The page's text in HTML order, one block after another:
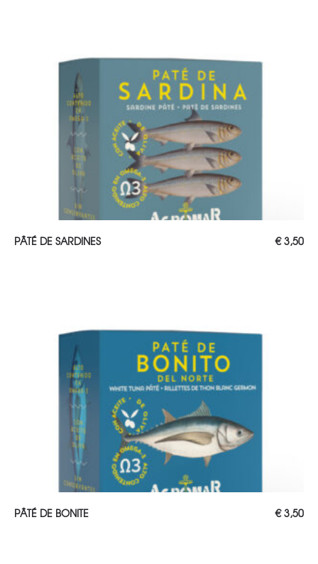
AJOUTER AU PANIER
PÂTÉ DE SARDINES €3,50
AJOUTER AU PANIER
PÂTÉ DE BONITE €3,50